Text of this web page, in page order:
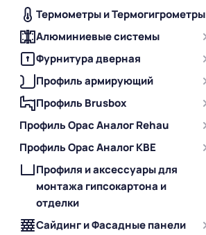
Термометры и Термогигрометры
Алюминиевые системы
Фурнитура дверная
Профиль армирующий
Профиль Brusbox
Профиль Орас Аналог Rehau
Профиль Орас Аналог KBE
Профиля и аксессуары для
монтажа гипсокартона и
отделки
Сайдинг и Фасадные панели